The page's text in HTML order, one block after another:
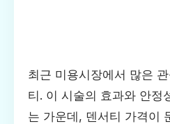
최근 미용시장에서 많은
티. 이 시술의 효과와 안정
는 가운데, 덴서티 가격이